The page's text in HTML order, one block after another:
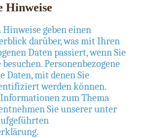
Hinweise
geben einen
darüber, was mit Ihren
Daten passiert, wenn Sie
Personenbezogene
Daten, mit denen Sie
werden können.
zum Thema
Sie unserer unter